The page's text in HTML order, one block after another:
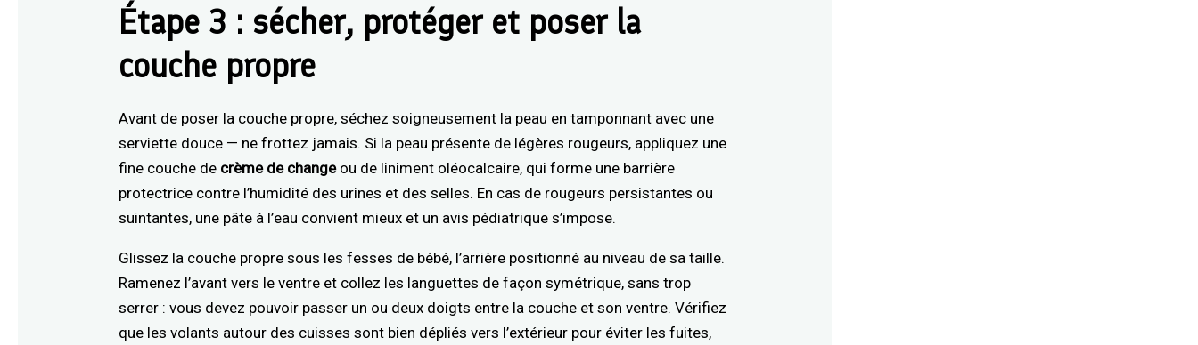
Étape 3 : sécher, protéger et poser la
couche propre
Avant de poser la couche propre, séchez soigneusement la peau en tamponnant avec une
serviette douce — ne frottez jamais. Si la peau présente de légères rougeurs, appliquez une
fine couche de crème de changeou de liniment oléocalcaire, qui forme une barrière
protectrice contre l’humidité des urines et des selles. En cas de rougeurs persistantes ou
suintantes, une pâte à l’eau convient mieux et un avis pédiatrique s’impose.
Glissez la couche propre sous les fesses de bébé, l’arrière positionné au niveau de sa taille.
Ramenez l’avant vers le ventre et collez les languettes de façon symétrique, sans trop
serrer : vous devez pouvoir passer un ou deux doigts entre la couche et son ventre. Vérifiez
que les volants autour des cuisses sont bien dépliés vers l’extérieur pour éviter les fuites,